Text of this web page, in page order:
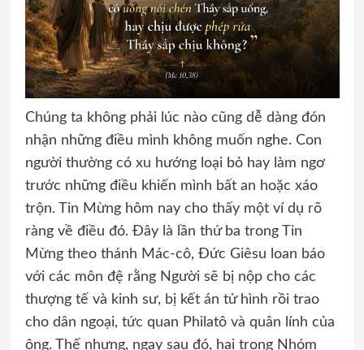
Chúng ta không phải lúc nào cũng dễ dàng đón
nhận những điều mình không muốn nghe. Con
người thường có xu hướng loại bỏ hay làm ngơ
trước những điều khiến mình bất an hoặc xáo
trộn. Tin Mừng hôm nay cho thấy một ví dụ rõ
ràng về điều đó. Đây là lần thứ ba trong Tin
Mừng theo thánh Mác-cô, Đức Giêsu loan báo
với các môn đệ rằng Người sẽ bị nộp cho các
thượng tế và kinh sư, bị kết án tử hình rồi trao
cho dân ngoại, tức quan Philatô và quân lính của
ông. Thế nhưng, ngay sau đó, hai trong Nhóm